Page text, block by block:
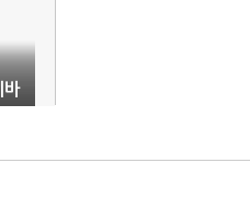
바
'